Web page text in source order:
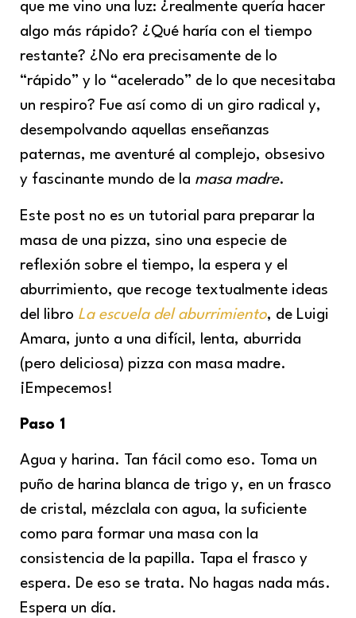
que me vino una luz: ¿realmente quería hacer
algo más rápido? ¿Qué haría con el tiempo
restante? ¿No era precisamente de lo
“rápido” y lo “acelerado” de lo que necesitaba
un respiro? Fue así como di un giro radical y,
desempolvando aquellas enseñanzas
paternas, me aventuré al complejo, obsesivo
y fascinante mundo de la masa madre.
Este post no es un tutorial para preparar la
masa de una pizza, sino una especie de
reflexión sobre el tiempo, la espera y el
aburrimiento, que recoge textualmente ideas
del libro La escuela del aburrimiento, de Luigi
Amara, junto a una difícil, lenta, aburrida
(pero deliciosa) pizza con masa madre.
¡Empecemos!
Paso 1
Agua y harina. Tan fácil como eso. Toma un
puño de harina blanca de trigo y, en un frasco
de cristal, mézclala con agua, la suficiente
como para formar una masa con la
consistencia de la papilla. Tapa el frasco y
espera. De eso se trata. No hagas nada más.
Espera un día.